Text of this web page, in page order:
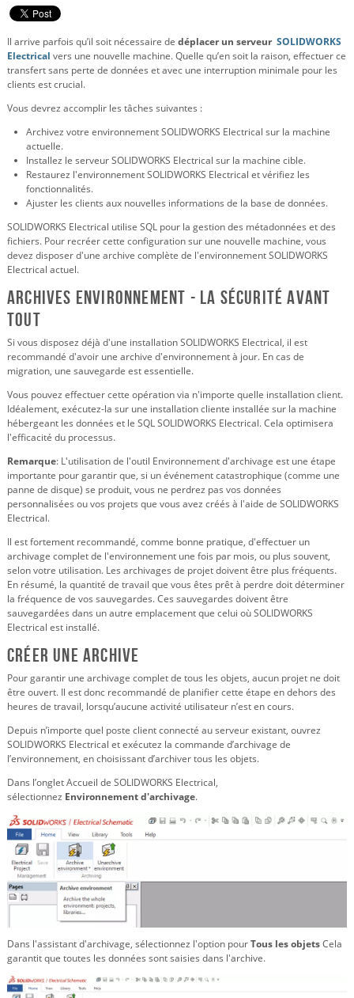
Il arrive parfois qu’il soit nécessaire de déplacer un serveur SOLIDWORKS
Electrical vers une nouvelle machine. Quelle qu’en soit la raison, effectuer ce
transfert sans perte de données et avec une interruption minimale pour les
clients est crucial.
Vous devrez accomplir les tâches suivantes :
Archivez votre environnement SOLIDWORKS Electrical sur la machine
actuelle.
Installez le serveur SOLIDWORKS Electrical sur la machine cible.
Restaurez l'environnement SOLIDWORKS Electrical et vérifiez les
fonctionnalités.
Ajuster les clients aux nouvelles informations de la base de données.
SOLIDWORKS Electrical utilise SQL pour la gestion des métadonnées et des
fichiers. Pour recréer cette configuration sur une nouvelle machine, vous
devez disposer d'une archive complète de l'environnement SOLIDWORKS
Electrical actuel.
Archives Environnement - La sécurité avant
tout
Si vous disposez déjà d'une installation SOLIDWORKS Electrical, il est
recommandé d'avoir une archive d'environnement à jour. En cas de
migration, une sauvegarde est essentielle.
Vous pouvez effectuer cette opération via n'importe quelle installation client.
Idéalement, exécutez-la sur une installation cliente installée sur la machine
hébergeant les données et le SQL SOLIDWORKS Electrical. Cela optimisera
l'efficacité du processus.
Remarque: L'utilisation de l'outil Environnement d'archivage est une étape
importante pour garantir que, si un événement catastrophique (comme une
panne de disque) se produit, vous ne perdrez pas vos données
personnalisées ou vos projets que vous avez créés à l'aide de SOLIDWORKS
Electrical.
Il est fortement recommandé, comme bonne pratique, d'effectuer un
archivage complet de l'environnement une fois par mois, ou plus souvent,
selon votre utilisation. Les archivages de projet doivent être plus fréquents.
En résumé, la quantité de travail que vous êtes prêt à perdre doit déterminer
la fréquence de vos sauvegardes. Ces sauvegardes doivent être
sauvegardées dans un autre emplacement que celui où SOLIDWORKS
Electrical est installé.
Créer une archive
Pour garantir une archivage complet de tous les objets, aucun projet ne doit
être ouvert. Il est donc recommandé de planifier cette étape en dehors des
heures de travail, lorsqu’aucune activité utilisateur n’est en cours.
Depuis n’importe quel poste client connecté au serveur existant, ouvrez
SOLIDWORKS Electrical et exécutez la commande d’archivage de
l’environnement, en choisissant d’archiver tous les objets.
Dans l’onglet Accueil de SOLIDWORKS Electrical,
sélectionnez Environnement d'archivage.
Dans l'assistant d'archivage, sélectionnez l'option pourTous les objetsCela
garantit que toutes les données sont saisies dans l'archive.